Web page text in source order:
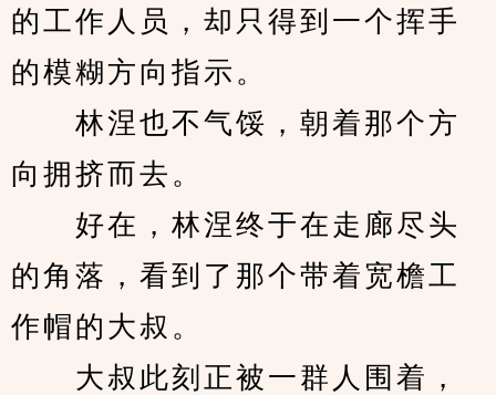
的工作人员，却只得到一个挥手
的模糊方向指示。
林涅也不气馁，朝着那个方
向拥挤而去。
好在，林涅终于在走廊尽头
的角落，看到了那个带着宽檐工
作帽的大叔。
大叔此刻正被一群人围着，